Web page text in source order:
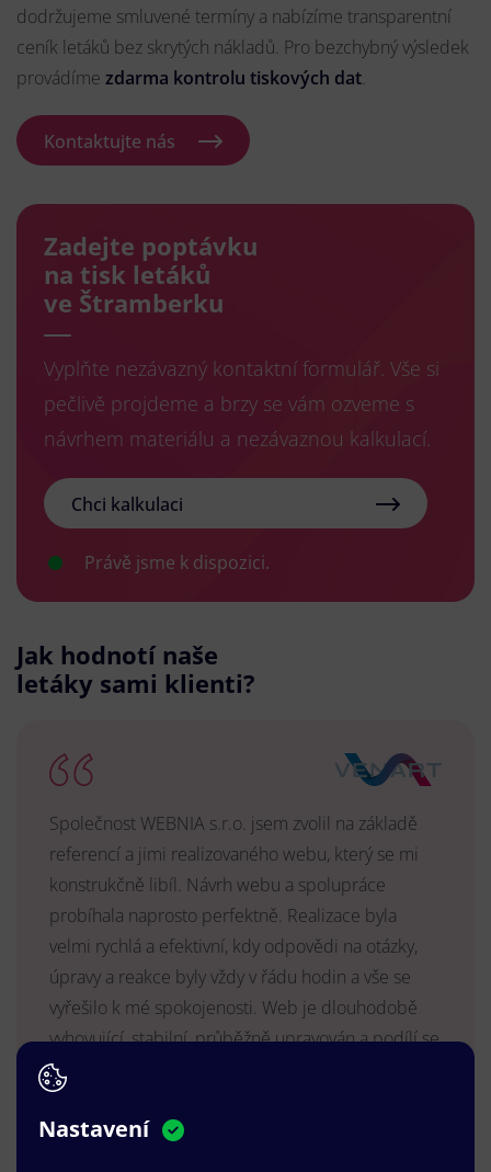
dodržujeme smluvené termíny a nabízíme transparentní
ceník letáků bez skrytých nákladů. Pro bezchybný výsledek
provádíme zdarma kontrolu tiskových dat.
Kontaktujte nás
Zadejte poptávku
na tisk letáků
ve Štramberku
Vyplňte nezávazný kontaktní formulář. Vše si
pečlivě projdeme a brzy se vám ozveme s
návrhem materiálu a nezávaznou kalkulací.
Chci kalkulaci
Právě jsme k dispozici.
Jak hodnotí naše
letáky sami klienti?
Společnost WEBNIA s.r.o. jsem zvolil na základě
referencí a jimi realizovaného webu, který se mi
konstrukčně libíl. Návrh webu a spolupráce
probíhala naprosto perfektně. Realizace byla
velmi rychlá a efektivní, kdy odpovědi na otázky,
úpravy a reakce byly vždy v řádu hodin a vše se
vyřešilo k mé spokojenosti. Web je dlouhodobě
vyhovující, stabilní, průběžně upravován a podílí se
na pozitivním vnímání naší značky.
MUDr. Radek Vyšohlíd
VENART s.r.o.
Nastavení